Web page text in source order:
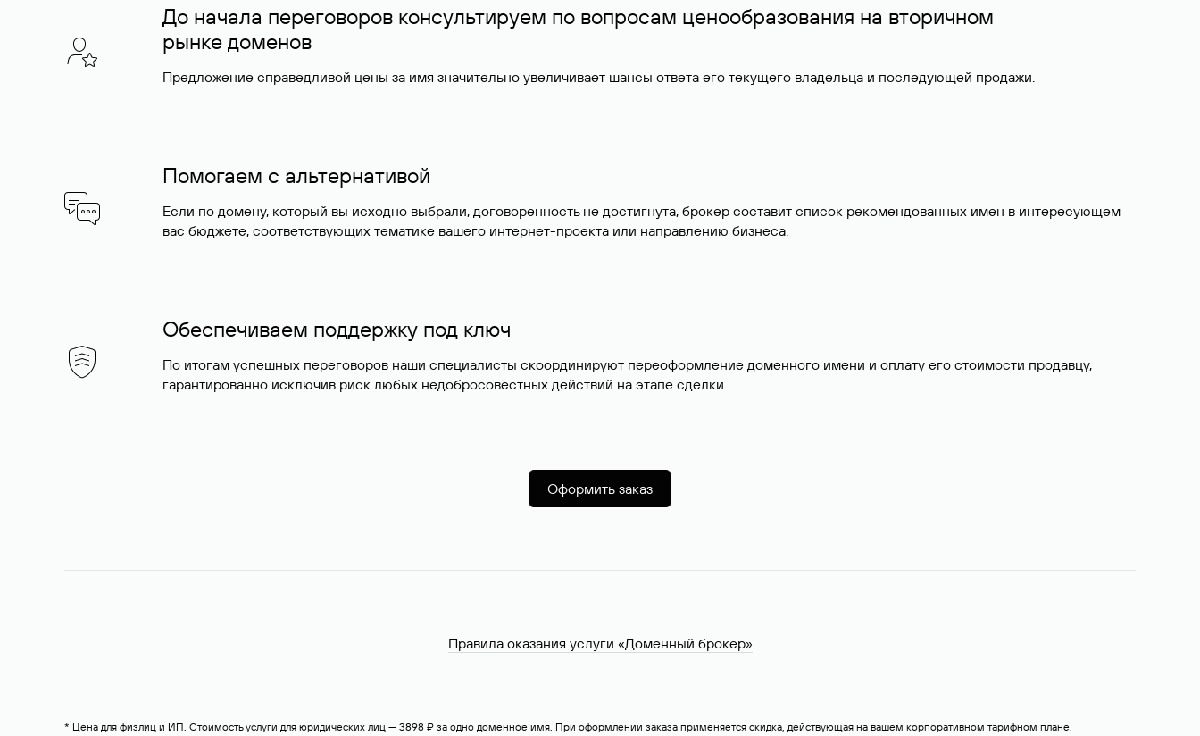
До начала переговоров консультируем по вопросам ценообразования на вторичном
рынке доменов
Предложение справедливой цены за имя значительно увеличивает шансы ответа его текущего владельца и последующей продажи.
Помогаем с альтернативой
Если по домену, который вы исходно выбрали, договоренность не достигнута, брокер составит список рекомендованных имен в интересующем
вас бюджете, соответствующих тематике вашего интернет-проекта или направлению бизнеса.
Обеспечиваем поддержку под ключ
По итогам успешных переговоров наши специалисты скоординируют переоформление доменного имени и оплату его стоимости продавцу,
гарантированно исключив риск любых недобросовестных действий на этапе сделки.
Оформить заказ
Правила оказания услуги «Доменный брокер»
* Цена для физлиц и ИП. Стоимость услуги для юридических лиц — 3898 ₽ за одно доменное имя. При оформлении заказа применяется скидка, действующая на вашем корпоративном тарифном плане.